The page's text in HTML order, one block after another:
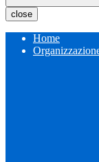
close
Home